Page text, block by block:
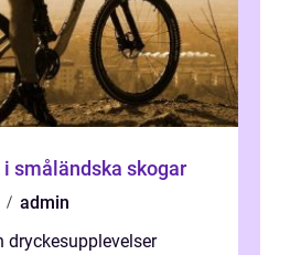
småländska skogar
admin
dryckesupplevelser